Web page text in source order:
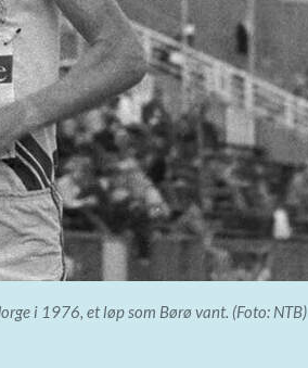
i 1976, et løp som Børø vant. (Foto: NTB)